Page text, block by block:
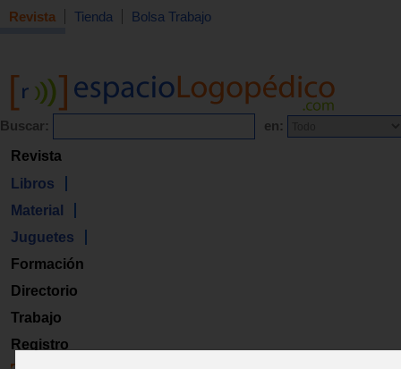
Revista Tienda Bolsa Trabajo
Buscar: en:
Revista
Libros
Material
Juguetes
Formación
Directorio
Trabajo
Registro